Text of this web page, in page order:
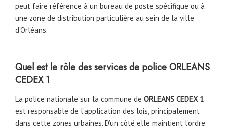
peut faire référence à un bureau de poste spécifique ou à
une zone de distribution particulière au sein de la ville
d’Orléans.
Quel est le rôle des services de policeORLEANS
CEDEX 1
La police nationale sur la commune de ORLEANS CEDEX 1
est responsable de l’application des lois, principalement
dans cette zones urbaines. D’un côté elle maintient l’ordre